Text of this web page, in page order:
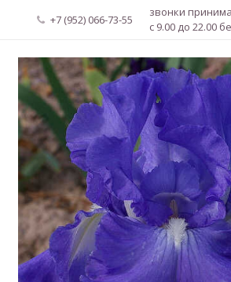
+7 (952) 066-73-55
звонки
с 9.00 до 22.00
Главная
О нас
Новости
Каталог растений
Доставка и оплата
Мой аккаунт
Регистрация